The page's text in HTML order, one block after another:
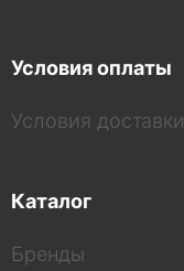
Условия оплаты
Условия доставки
Каталог
Бренды